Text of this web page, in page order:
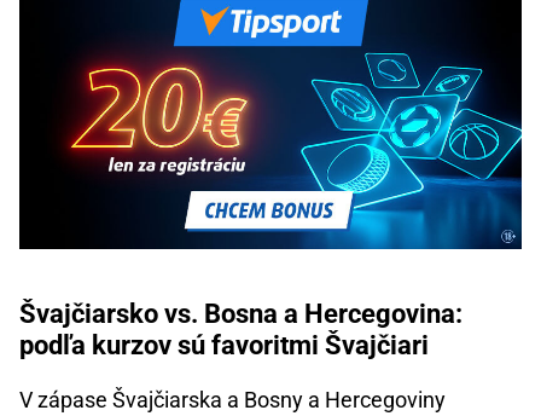
Švajčiarsko vs. Bosna a Hercegovina:
podľa kurzov sú favoritmi Švajčiari
V zápase Švajčiarska a Bosny a Hercegoviny